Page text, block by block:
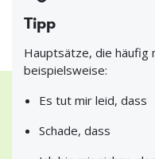
Tipp
Hauptsätze, die häufig
beispielsweise:
Es tut mir leid, dass
Schade, dass